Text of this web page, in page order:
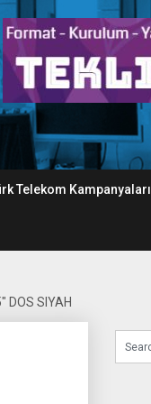
Telekom Kampanyaları
DOS SIYAH